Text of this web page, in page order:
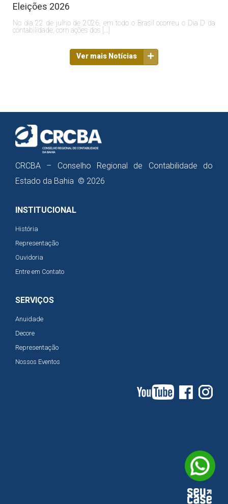
Eleições 2026
No dia 22 de julho de 2026, em todo o Brasil ocorreu o Dia D da
contabilidade, com ações dos […]
Ver mais Notícias
CRCBA – Conselho Regional de Contabilidade do
Estado da Bahia © 2026
INSTITUCIONAL
História
Representação
Ouvidoria
Entre em Contato
SERVIÇOS
Anuidade
Decore
Representação
Nossos Eventos